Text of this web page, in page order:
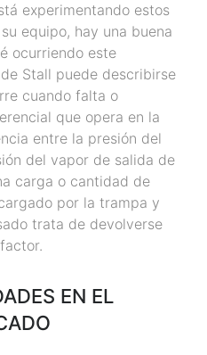
experimentando estos
equipo, hay una buena
ocurriendo este
Stall puede describirse
cuando falta o
que opera en la
entre la presión del
del vapor de salida de
carga o cantidad de
por la trampa y
trata de devolverse
EN EL